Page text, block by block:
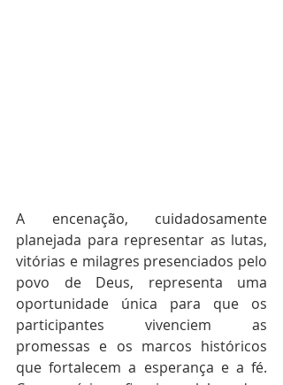
A encenação, cuidadosamente
planejada para representar as lutas,
vitórias e milagres presenciados pelo
povo de Deus, representa uma
oportunidade única para que os
participantes vivenciem as
promessas e os marcos históricos
que fortalecem a esperança e a fé.